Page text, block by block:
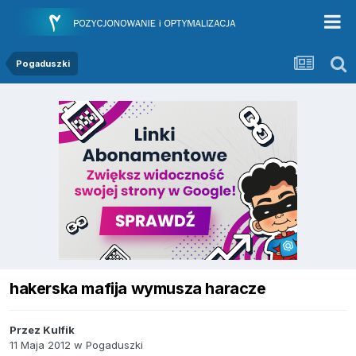
Pogaduszki
hakerska mafija wymusza haracze
Przez Kulfik
11 Maja 2012 w Pogaduszki